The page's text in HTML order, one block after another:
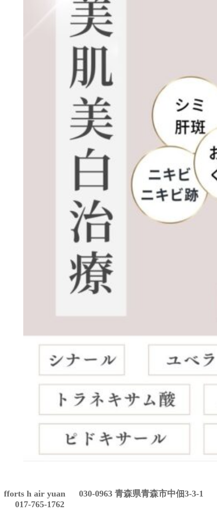
fforts h air yuan 030-0963 青森県青森市中佃3-3-1
017-765-1762